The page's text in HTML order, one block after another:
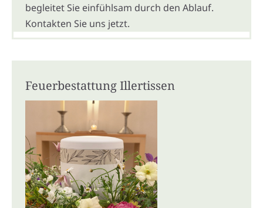
begleitet Sie einfühlsam durch den Ablauf.
Kontakten Sie uns jetzt.
Feuerbestattung Illertissen